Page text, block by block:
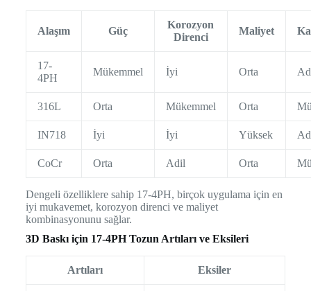
Alaşım Güç
Korozyon
Direnci
Maliyet
17-
4PH
Mükemmel İyi Orta
316L Orta Mükemmel Orta
IN718 İyi İyi Yüksek
CoCr Orta Adil Orta
Dengeli özelliklere sahip 17-4PH, birçok uygulama için en
iyi mukavemet, korozyon direnci ve maliyet
kombinasyonunu sağlar.
3D Baskı için 17-4PH Tozun Artıları ve Eksileri
Artıları Eksiler